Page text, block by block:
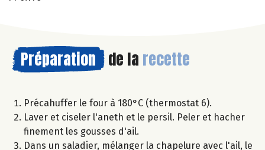
Préparation de la recette
Précahuffer le four à 180°C (thermostat 6).
Laver et ciseler l'aneth et le persil. Peler et hacher
finement les gousses d'ail.
Dans un saladier, mélanger la chapelure avec l'ail, le